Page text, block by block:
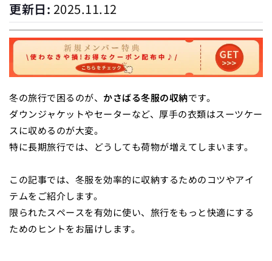
更新日: 2025.11.12
冬の旅行で困るのが、 かさばる冬服の収納です。
ダウンジャケットやセーターなど、厚手の衣類はスーツケー
スに収めるのが大変。
特に長期旅行では、どうしても荷物が増えてしまいます。
この記事では、冬服を効率的に収納するためのコツやアイ
テムをご紹介します。
限られたスペースを有効に使い、旅行をもっと快適にする
ためのヒントをお届けします。